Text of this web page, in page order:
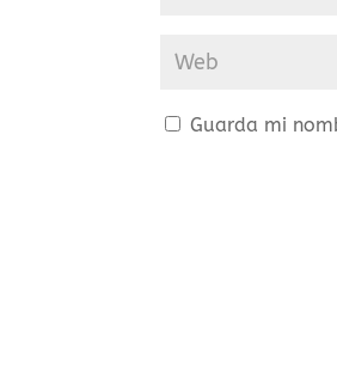
Guarda mi